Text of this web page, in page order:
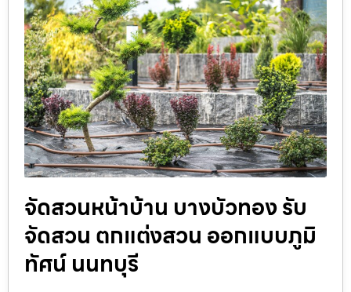
จัดสวนหน้าบ้าน บางบัวทอง รับ
จัดสวน ตกแต่งสวน ออกแบบภูมิ
ทัศน์ นนทบุรี